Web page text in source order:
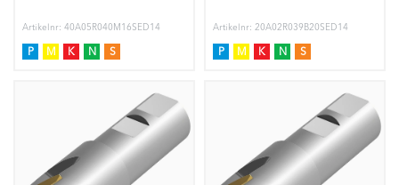
Artikelnr: 40A05R040M16SED14
P M K N S
Artikelnr: 20A02R039B20SED14
P M K N S